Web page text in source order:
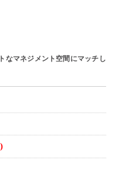
なマネジメント空間にマッチし